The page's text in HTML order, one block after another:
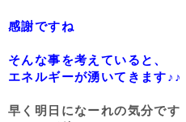
感謝ですね
そんな事を考えていると、
エネルギーが湧いてきます♪♪
早く明日になーれの気分で